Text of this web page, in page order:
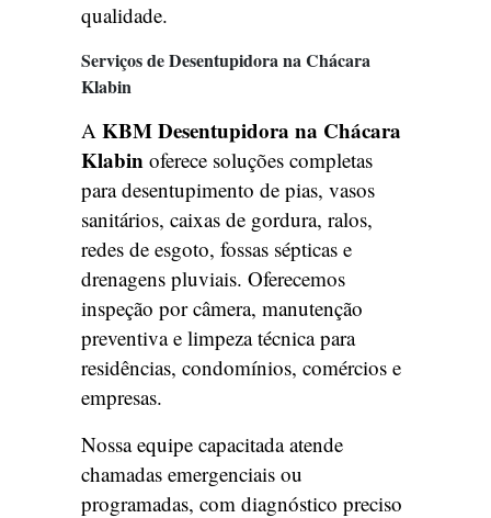
qualidade.
Serviços de Desentupidora na Chácara
Klabin
A KBM Desentupidora na Chácara
Klabin oferece soluções completas
para desentupimento de pias, vasos
sanitários, caixas de gordura, ralos,
redes de esgoto, fossas sépticas e
drenagens pluviais. Oferecemos
inspeção por câmera, manutenção
preventiva e limpeza técnica para
residências, condomínios, comércios e
empresas.
Nossa equipe capacitada atende
chamadas emergenciais ou
programadas, com diagnóstico preciso